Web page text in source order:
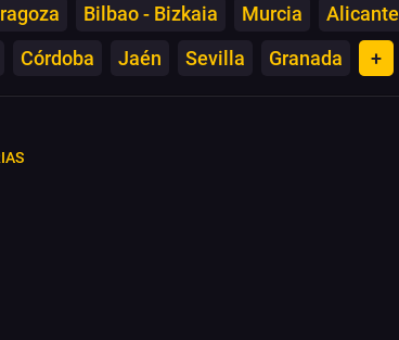
Bilbao - Bizkaia Murcia Alicante
Córdoba Jaén Sevilla Granada +